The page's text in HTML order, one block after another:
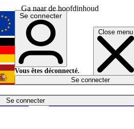
Ga naar de hoofdinhoud
Close menu
Se connecter
Économie
English
Deutsch
Español
Se connecter
Vous êtes déconnecté.
Se connecter